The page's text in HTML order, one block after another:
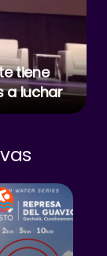
tiene
a luchar